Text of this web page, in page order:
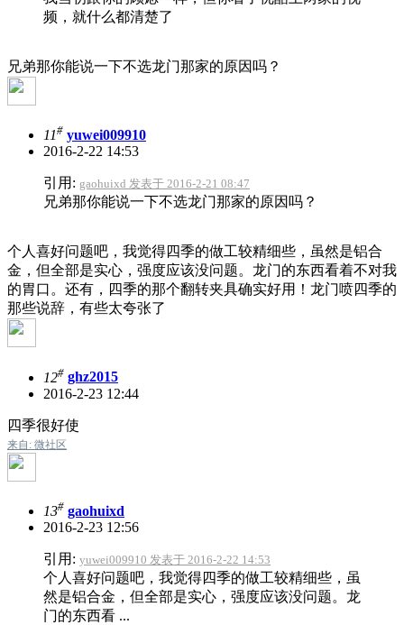
频，就什么都清楚了
兄弟那你能说一下不选龙门那家的原因吗？
11# yuwei009910
2016-2-22 14:53
引用: gaohuixd 发表于 2016-2-21 08:47
兄弟那你能说一下不选龙门那家的原因吗？
个人喜好问题吧，我觉得四季的做工较精细些，虽然是铝合
金，但全部是实心，强度应该没问题。龙门的东西看着不对我
的胃口。还有，四季的那个翻转夹具确实好用！龙门喷四季的
那些说辞，有些太夸张了
12# ghz2015
2016-2-23 12:44
四季很好使
来自: 微社区
13# gaohuixd
2016-2-23 12:56
引用: yuwei009910 发表于 2016-2-22 14:53
个人喜好问题吧，我觉得四季的做工较精细些，虽
然是铝合金，但全部是实心，强度应该没问题。龙
门的东西看 ...